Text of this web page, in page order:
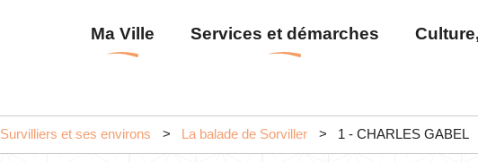
au
contenu
Menu
principal
Ma Ville Services et démarches
Survilliers et ses environs La balade de Sorviller 1 - CHARLES GABEL